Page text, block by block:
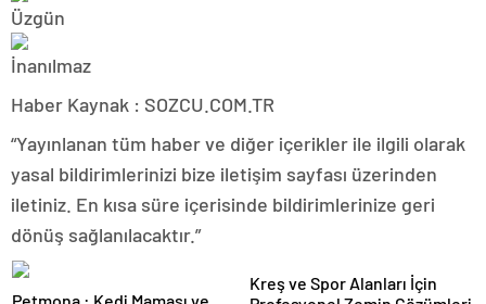
Haber Kaynak : SOZCU.COM.TR
“Yayınlanan tüm haber ve diğer içerikler ile ilgili olarak
yasal bildirimlerinizi bize iletişim sayfası üzerinden
iletiniz. En kısa süre içerisinde bildirimlerinize geri
dönüş sağlanılacaktır.”
Kreş ve Spor Alanları İçin